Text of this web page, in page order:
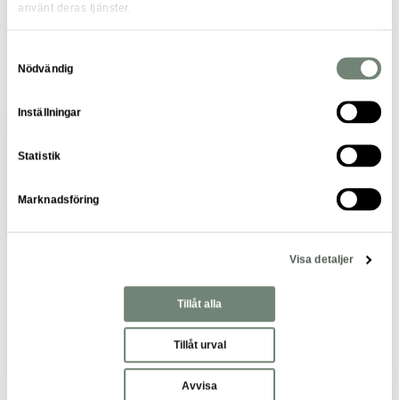
använt deras tjänster.
Nödvändig
Inställningar
Statistik
Marknadsföring
Visa detaljer
Tillåt alla
Tillåt urval
Avvisa
Affärsområdeschefen – 4 smarta sätt att